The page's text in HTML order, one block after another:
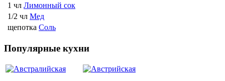
1 чл Лимонный сок
1/2 чл Мед
щепотка Соль
Популярные кухни